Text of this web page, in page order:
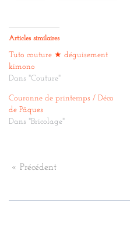
Articles similaires
Tuto couture ★ déguisement
kimono
Dans "Couture"
Couronne de printemps / Déco
de Pâques
Dans "Bricolage"
« Précédent